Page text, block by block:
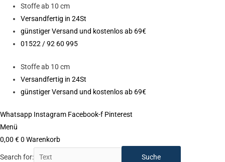
Zum
Inhalt
springen
Stoffe ab 10 cm
Versandfertig in 24St
günstiger Versand und kostenlos ab 69€
01522 / 92 60 995
Stoffe ab 10 cm
Versandfertig in 24St
günstiger Versand und kostenlos ab 69€
Whatsapp Instagram Facebook-f Pinterest
Menü
0,00 €0 Warenkorb
Search for: